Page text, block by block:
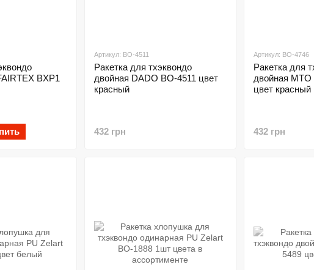
BXP1
Артикул: BO-4511
Ракетка для тхэквондо
двойная DADO BO-4511 цвет
красный
432 грн
Артикул: BO-4746
Ракетка для
двойная
цвет красный
432 грн